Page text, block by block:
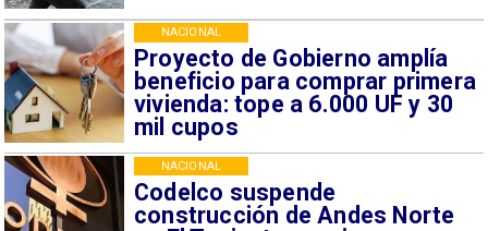
Proyecto de Gobierno amplía
beneficio para comprar primera
vivienda: tope a 6.000 UF y 30
mil cupos
NACIONAL
Codelco suspende
construcción de Andes Norte
NACIONAL